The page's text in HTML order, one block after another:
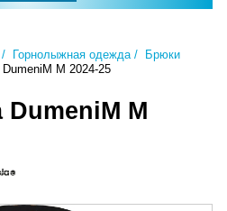
Горнолыжная одежда
Брюки
M 2024-25
M